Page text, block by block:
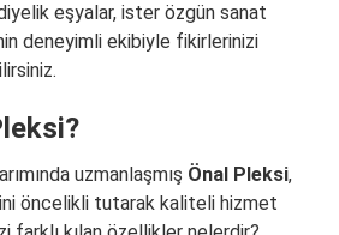
eşyalar, ister özgün sanat
deneyimli ekibiyle fikirlerinizi
uzmanlaşmış Önal Pleksi,
öncelikli tutarak kaliteli hizmet